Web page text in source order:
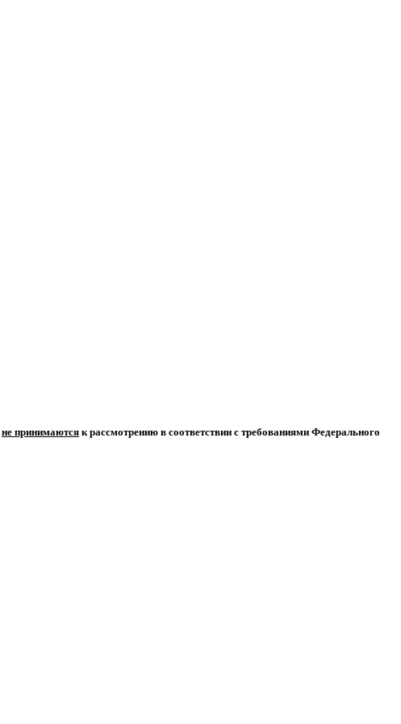
не принимаются к рассмотрению в соответствии с требованиями Федерального